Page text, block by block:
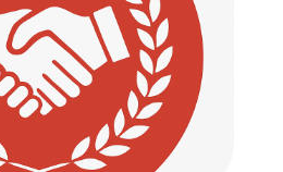
derechos. Acompañamos
tus pasos.
Ir a...